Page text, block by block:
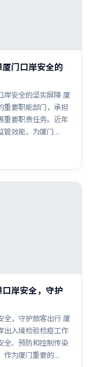
门口岸安全的
岸安全的坚实屏障 厦
重要职能部门，承担
重要职责任务。近年
管效能，为厦门…
岸安全，守护
全，守护旅客出行 厦
出入境检验检疫工作
全、预防和控制传染
作为厦门重要的…